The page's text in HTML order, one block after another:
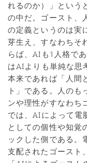
れるのか）」という
の中だ。ゴースト、
の定義というのは実
芽生え、すなわちそ
らば、AIも1人格で
はAIよりも単純な思
本来であれば「人間
ト」である。人のも
ンや理性がすなわち
では、AIによって電
としての個性や知覚
ックした側である。
支配されたゴースト